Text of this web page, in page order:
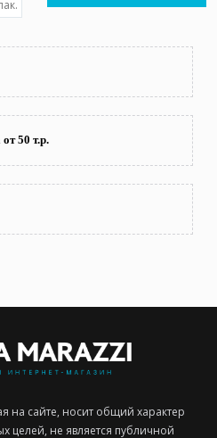
50 т.р.
на сайте, носит общий характер
целей, не является публичной